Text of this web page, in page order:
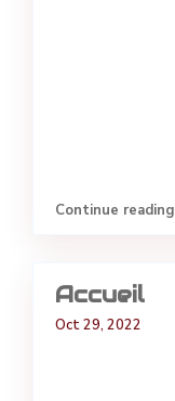
Continue reading
Accueil
Oct 29, 2022